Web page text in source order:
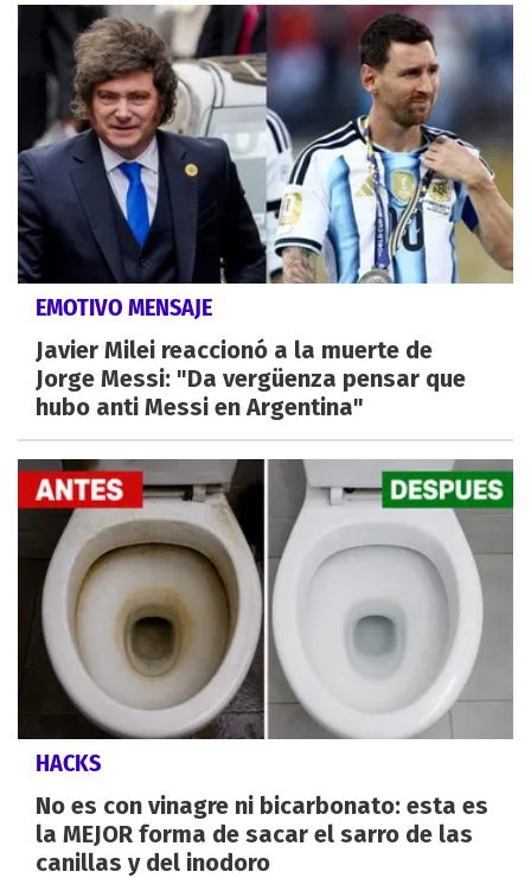
EMOTIVO MENSAJE
Javier Milei reaccionó a la muerte de
Jorge Messi: "Da vergüenza pensar que
hubo anti Messi en Argentina"
HACKS
No es con vinagre ni bicarbonato: esta es
la MEJOR forma de sacar el sarro de las
canillas y del inodoro